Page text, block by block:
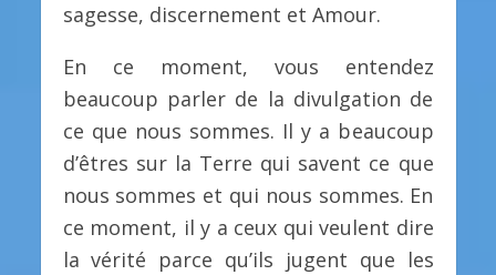
sagesse, discernement et Amour.
En ce moment, vous entendez
beaucoup parler de la divulgation de
ce que nous sommes. Il y a beaucoup
d’êtres sur la Terre qui savent ce que
nous sommes et qui nous sommes. En
ce moment, il y a ceux qui veulent dire
la vérité parce qu’ils jugent que les